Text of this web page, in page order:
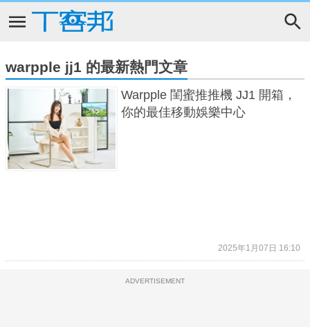
warpple jj1 的最新熱門文章
Warpple 閨蜜推推機 JJ1 開箱，
你的最佳移動娛樂中心
2025年1月07日 16:10
ADVERTISEMENT